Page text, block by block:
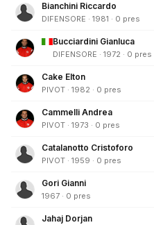
Bianchini Riccardo
DIFENSORE · 1981 · 0 pres
Bucciardini Gianluca
DIFENSORE · 1972 · 0 pres
Cake Elton
PIVOT · 1982 · 0 pres
Cammelli Andrea
PIVOT · 1973 · 0 pres
Catalanotto Cristoforo
PIVOT · 1959 · 0 pres
Gori Gianni
1967 · 0 pres
Jahaj Dorjan